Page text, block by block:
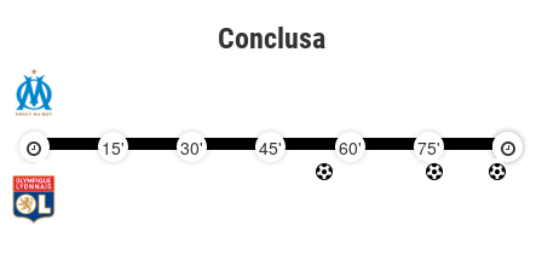
Conclusa
15' 30' 45' 60' 75' 90'